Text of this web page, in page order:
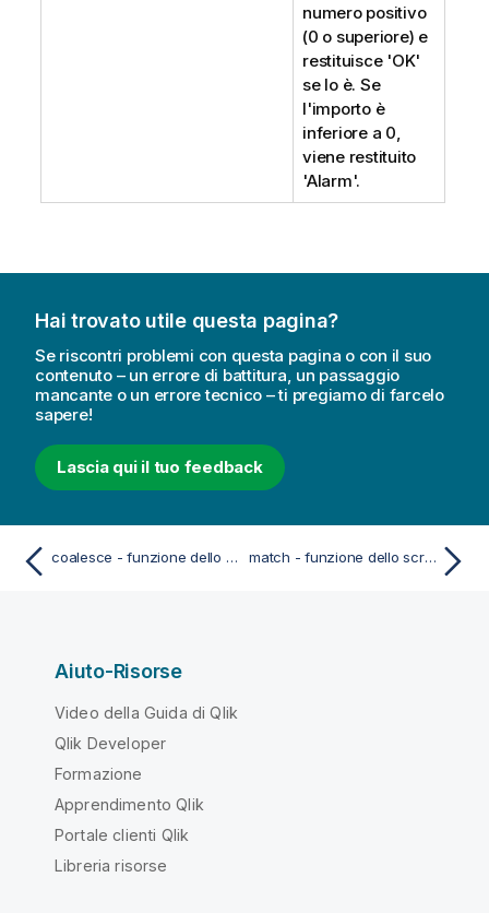
numero positivo
(0 o superiore) e
restituisce 'OK'
se lo è. Se
l'importo è
inferiore a 0,
viene restituito
'Alarm'.
Hai trovato utile questa pagina?
Se riscontri problemi con questa pagina o con il suo
contenuto – un errore di battitura, un passaggio
mancante o un errore tecnico – ti pregiamo di farcelo
sapere!
Lascia qui il tuo feedback
coalesce - funzione dello script e del grafico match - funzione dello script e del grafico
Aiuto-Risorse
Video della Guida di Qlik
Qlik Developer
Formazione
Apprendimento Qlik
Portale clienti Qlik
Libreria risorse